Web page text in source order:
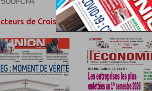
de Croissance Saine